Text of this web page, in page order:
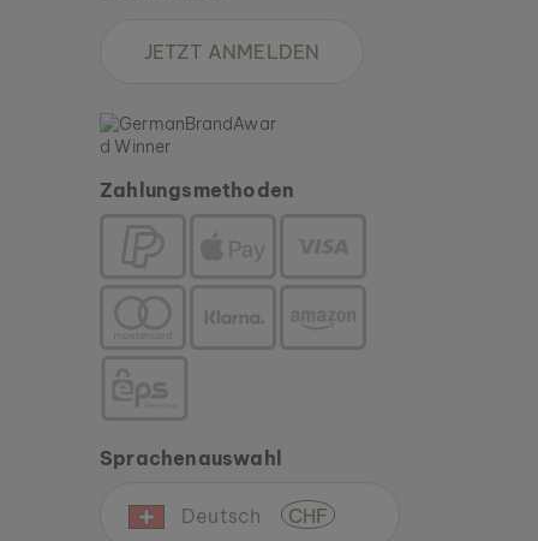
JETZT ANMELDEN
Zahlungsmethoden
Sprachenauswahl
Deutsch CHF